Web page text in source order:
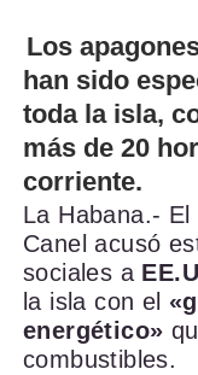
Los
han sido
toda la isla,
más de 20
corriente.
La Habana.-
Canel acusó
sociales a
la isla con el
energético»
combustibles.